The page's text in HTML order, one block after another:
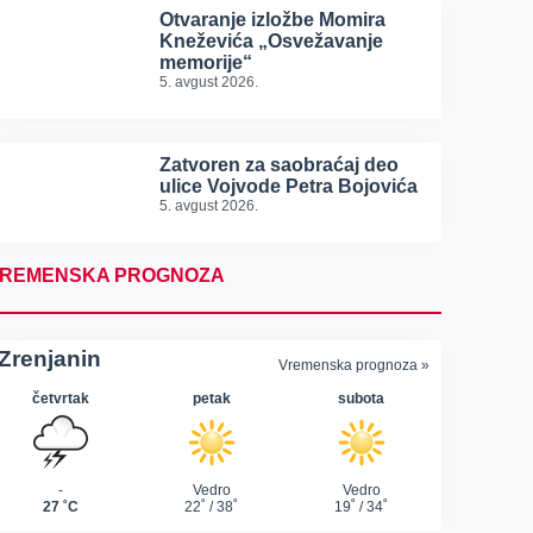
Otvaranje izložbe Momira
Kneževića „Osvežavanje
memorije“
5. avgust 2026.
Zatvoren za saobraćaj deo
ulice Vojvode Petra Bojovića
5. avgust 2026.
PROGNOZA